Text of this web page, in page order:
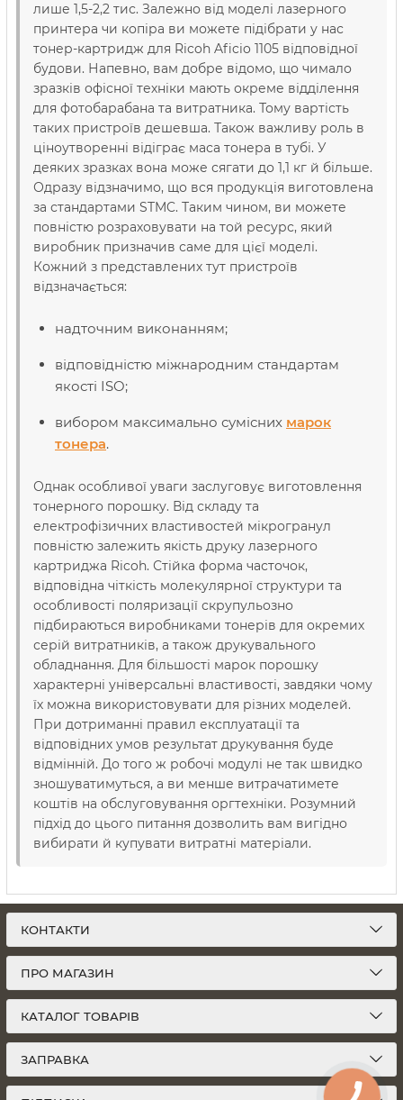
лише 1,5-2,2 тис. Залежно від моделі лазерного
принтера чи копіра ви можете підібрати у нас
тонер-картридж для Ricoh Aficio 1105 відповідної
будови. Напевно, вам добре відомо, що чимало
зразків офісної техніки мають окреме відділення
для фотобарабана та витратника. Тому вартість
таких пристроїв дешевша. Також важливу роль в
ціноутворенні відіграє маса тонера в тубі. У
деяких зразках вона може сягати до 1,1 кг й більше.
Одразу відзначимо, що вся продукція виготовлена
за стандартами STMC. Таким чином, ви можете
повністю розраховувати на той ресурс, який
виробник призначив саме для цієї моделі.
Кожний з представлених тут пристроїв
відзначається:
надточним виконанням;
відповідністю міжнародним стандартам
якості ISO;
вибором максимально сумісних марок
тонера.
Однак особливої уваги заслуговує виготовлення
тонерного порошку. Від складу та
електрофізичних властивостей мікрогранул
повністю залежить якість друку лазерного
картриджа Ricoh. Стійка форма часточок,
відповідна чіткість молекулярної структури та
особливості поляризації скрупульозно
підбираються виробниками тонерів для окремих
серій витратників, а також друкувального
обладнання. Для більшості марок порошку
характерні універсальні властивості, завдяки чому
їх можна використовувати для різних моделей.
При дотриманні правил експлуатації та
відповідних умов результат друкування буде
відмінній. До того ж робочі модулі не так швидко
зношуватимуться, а ви менше витрачатимете
коштів на обслуговування оргтехніки. Розумний
підхід до цього питання дозволить вам вигідно
вибирати й купувати витратні матеріали.
КОНТАКТИ
ПРО МАГАЗИН
КАТАЛОГ ТОВАРІВ
ЗАПРАВКА